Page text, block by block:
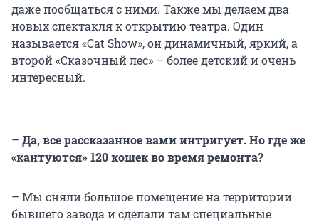
даже пообщаться с ними. Также мы делаем два
новых спектакля к открытию театра. Один
называется «Cat Show», он динамичный, яркий, а
второй «Сказочный лес» – более детский и очень
интересный.
– Да, все рассказанное вами интригует. Но где же
«кантуются» 120 кошек во время ремонта?
– Мы сняли большое помещение на территории
бывшего завода и сделали там специальные